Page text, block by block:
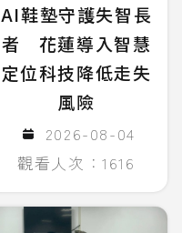
AI鞋墊守護失智長
者 花蓮導入智慧
定位科技降低走失
風險
2026-08-04
觀看人次：1616